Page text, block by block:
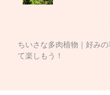
ちいさな多肉植物｜好みの
て楽しもう！